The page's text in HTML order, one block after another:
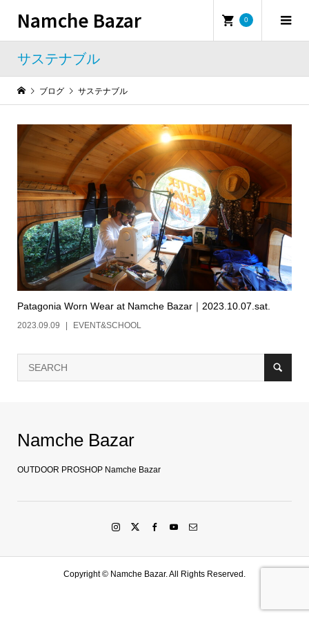
Namche Bazar 0
サステナブル
ブログ サステナブル
Patagonia Worn Wear at Namche Bazar｜2023.10.07.sat.
2023.09.09 EVENT&SCHOOL
Namche Bazar
OUTDOOR PROSHOP Namche Bazar
Copyright © Namche Bazar. All Rights Reserved.
LINE友達登録